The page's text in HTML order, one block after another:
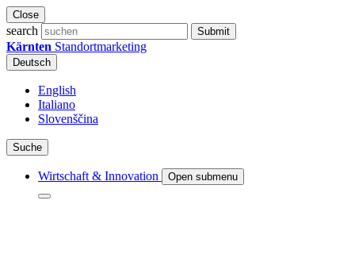
Close
search Submit
Kärnten Standortmarketing
Deutsch
English
Italiano
Slovenščina
Suche
Wirtschaft & Innovation Open submenu